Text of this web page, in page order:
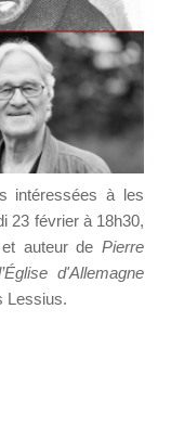
intéressées à les
23 février à 18h30,
auteur dePierre
d'Allemagne
Lessius.